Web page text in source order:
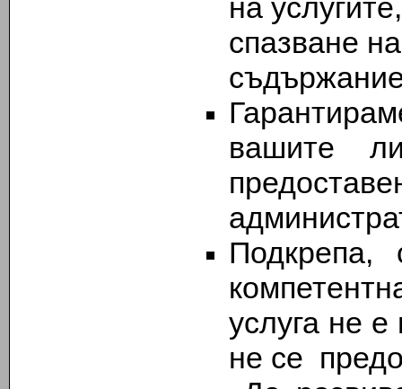
на
спазване
вашите
Подкрепа,
услуга не
не се